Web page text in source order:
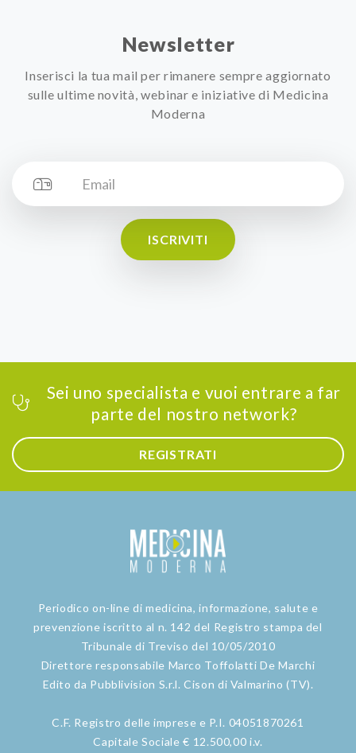
Newsletter
Inserisci la tua mail per rimanere sempre aggiornato
sulle ultime novità, webinar e iniziative di Medicina
Moderna
ISCRIVITI
Sei uno specialista e vuoi entrare a far
parte del nostro network?
REGISTRATI
Periodico on-line di medicina, informazione, salute e
prevenzione iscritto al n. 142 del Registro stampa del
Tribunale di Treviso del 10/05/2010
Direttore responsabile Marco Toffolatti De Marchi
Edito da Pubblivision S.r.l. Cison di Valmarino (TV).
C.F. Registro delle imprese e P.I. 04051870261
Capitale Sociale € 12.500,00 i.v.